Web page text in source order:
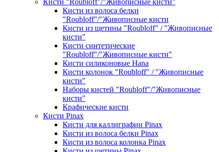
Кисти из волоса белки
"Roubloff"/"Живописные кисти
Кисти из щетины "Roubloff" / "Живописные
кисти"
Кисти синтетические
"Roubloff"/"Живописные кисти"
Кисти силиконовые Hana
Кисти колонок "Roubloff" / "Живописные
кисти"
Наборы кистей "Roubloff"/"Живописные
кисти"
Крафические кисти
Кисти Pinax
Кисти для каллиграфии Pinax
Кисти из волоса белки Pinax
Кисти из волоса колонка Pinax